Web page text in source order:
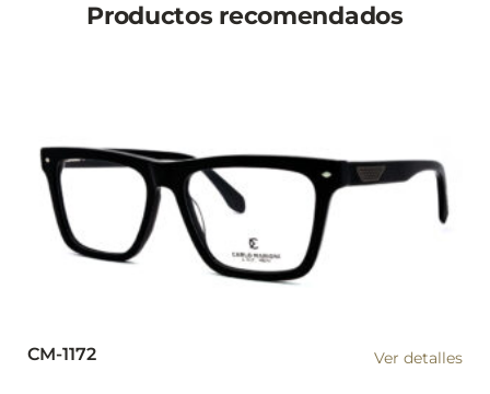
Productos recomendados
CM-1172 Ver detalles